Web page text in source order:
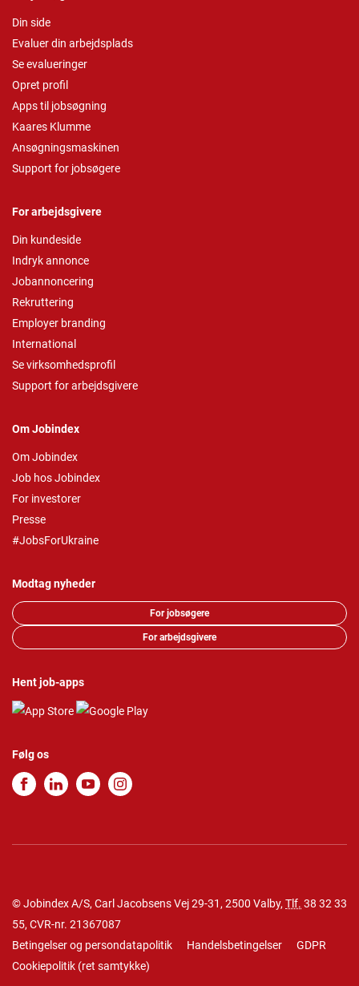
Din side
Evaluer din arbejdsplads
Se evalueringer
Opret profil
Apps til jobsøgning
Kaares Klumme
Ansøgningsmaskinen
Support for jobsøgere
For arbejdsgivere
Din kundeside
Indryk annonce
Jobannoncering
Rekruttering
Employer branding
International
Se virksomhedsprofil
Support for arbejdsgivere
Om Jobindex
Om Jobindex
Job hos Jobindex
For investorer
Presse
#JobsForUkraine
Modtag nyheder
For jobsøgere
For arbejdsgivere
Hent job-apps
Følg os
© Jobindex A/S, Carl Jacobsens Vej 29-31, 2500 Valby, Tlf. 38 32 33
55, CVR-nr. 21367087
Betingelser og persondatapolitik
Handelsbetingelser
GDPR
Cookiepolitik (ret samtykke)